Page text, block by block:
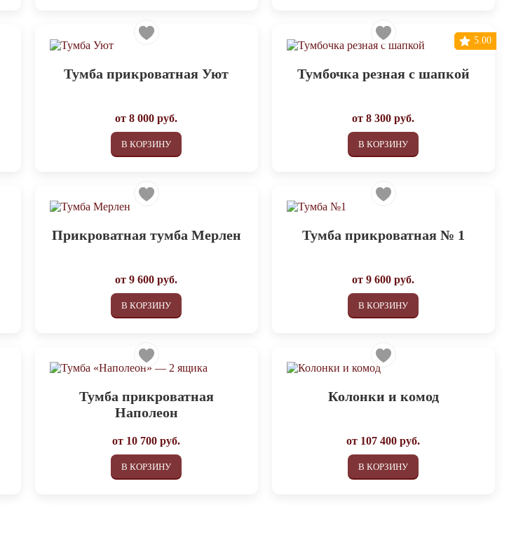
Тумба прикроватная Уют
от8 000 руб.
В КОРЗИНУ
Тумбочка резная с шапкой
от8 300 руб.
В КОРЗИНУ
5.00
Прикроватная тумба Мерлен
от9 600 руб.
В КОРЗИНУ
Тумба прикроватная № 1
от9 600 руб.
В КОРЗИНУ
Тумба прикроватная
Наполеон
от 10 700 руб.
В КОРЗИНУ
Колонки и комод
от 107 400 руб.
В КОРЗИНУ